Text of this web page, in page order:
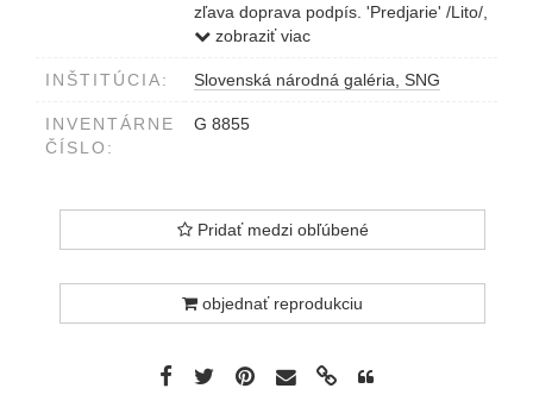
zľava doprava podpís. 'Predjarie' /Lito/,
aut.výtl./Ivanovi Bednárovi srdečne
zobraziť viac
INŠTITÚCIA: Slovenská národná galéria, SNG
INVENTÁRNE
ČÍSLO:
G 8855
Pridať medzi obľúbené
objednať reprodukciu